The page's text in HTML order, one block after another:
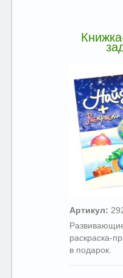
Артикул:
раскраска-
в подарок.